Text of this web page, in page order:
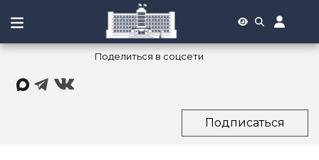
Поделиться в соцсети
Подписаться